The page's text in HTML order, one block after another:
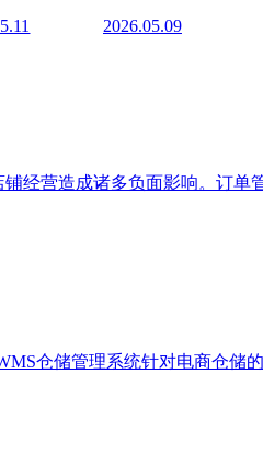
2026.05.09
经营造成诸多负面影响。订单
仓储管理系统针对电商仓储